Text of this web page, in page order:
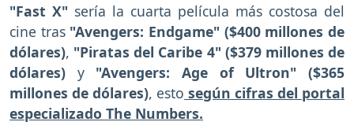
"Fast X" sería la cuarta película más costosa del
cine tras "Avengers: Endgame" ($400 millones de
dólares), "Piratas del Caribe 4" ($379 millones de
dólares) y "Avengers: Age of Ultron" ($365
millones de dólares), esto según cifras del portal
especializado The Numbers.